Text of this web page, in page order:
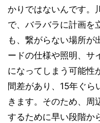
かりではないんです。
で、バラバラに計画を
も、繋がらない場所が
ードの仕様や照明、サ
になってしまう可能性
間差があり、15年ぐら
きます。そのため、周
するために早い段階か